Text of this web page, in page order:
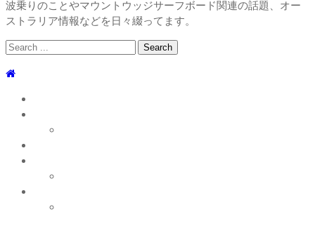
波乗りのことやマウントウッジサーフボード関連の話題、オー
ストラリア情報などを日々綴ってます。
Search